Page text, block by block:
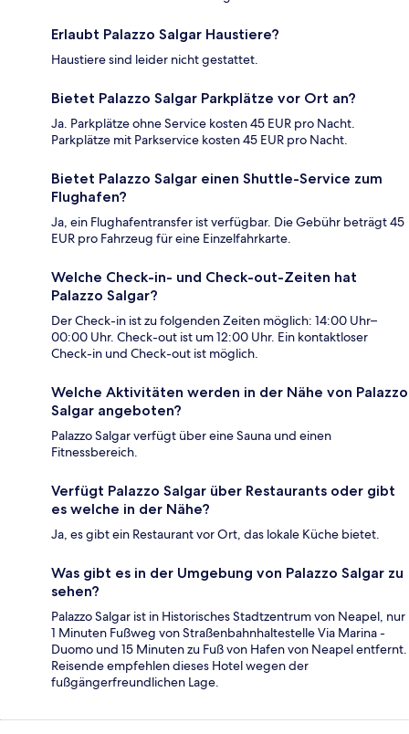
Erlaubt Palazzo Salgar Haustiere?
Haustiere sind leider nicht gestattet.
Bietet Palazzo Salgar Parkplätze vor Ort an?
Ja. Parkplätze ohne Service kosten 45 EUR pro Nacht.
Parkplätze mit Parkservice kosten 45 EUR pro Nacht.
Bietet Palazzo Salgar einen Shuttle-Service zum
Flughafen?
Ja, ein Flughafentransfer ist verfügbar. Die Gebühr beträgt 45
EUR pro Fahrzeug für eine Einzelfahrkarte.
Welche Check-in- und Check-out-Zeiten hat
Palazzo Salgar?
Der Check-in ist zu folgenden Zeiten möglich: 14:00 Uhr–
00:00 Uhr. Check-out ist um 12:00 Uhr. Ein kontaktloser
Check-in und Check-out ist möglich.
Welche Aktivitäten werden in der Nähe von Palazzo
Salgar angeboten?
Palazzo Salgar verfügt über eine Sauna und einen
Fitnessbereich.
Verfügt Palazzo Salgar über Restaurants oder gibt
es welche in der Nähe?
Ja, es gibt ein Restaurant vor Ort, das lokale Küche bietet.
Was gibt es in der Umgebung von Palazzo Salgar zu
sehen?
Palazzo Salgar ist in Historisches Stadtzentrum von Neapel, nur
1 Minuten Fußweg von Straßenbahnhaltestelle Via Marina -
Duomo und 15 Minuten zu Fuß von Hafen von Neapel entfernt.
Reisende empfehlen dieses Hotel wegen der
fußgängerfreundlichen Lage.